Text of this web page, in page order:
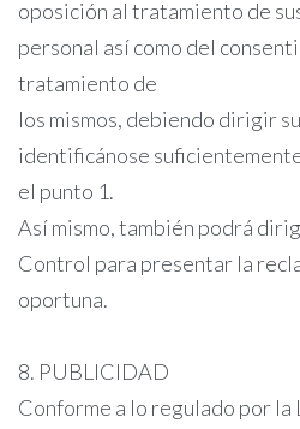
oposición al tratamiento de
personal así como del
tratamiento de
los mismos, debiendo dirigir
identificánose
el punto 1.
Así mismo, también podrá
Control para presentar la
oportuna.
8. PUBLICIDAD
Conforme a lo regulado por la